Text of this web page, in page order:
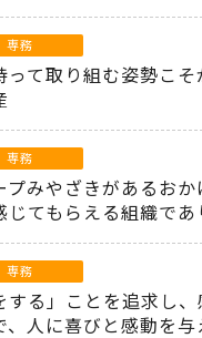
専務
って取り組む姿勢こそ
専務
プみやざきがあるおか
じてもらえる組織であ
専務
する」ことを追求し、
、人に喜びと感動を与